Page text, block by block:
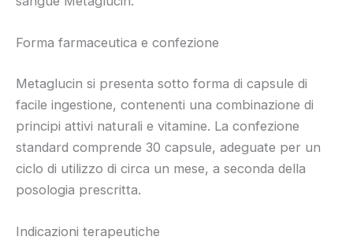
Forma farmaceutica e confezione
Metaglucin si presenta sotto forma di capsule di
facile ingestione, contenenti una combinazione di
principi attivi naturali e vitamine. La confezione
standard comprende 30 capsule, adeguate per un
ciclo di utilizzo di circa un mese, a seconda della
posologia prescritta.
Indicazioni terapeutiche